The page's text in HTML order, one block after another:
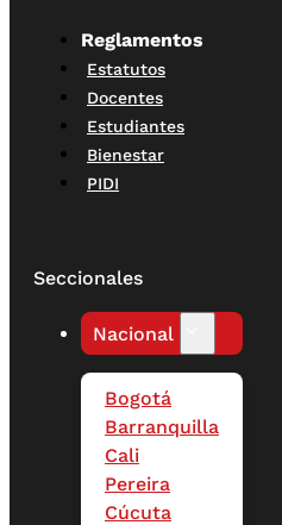
Reglamentos
Estatutos
Docentes
Estudiantes
Bienestar
PIDI
Seccionales
Nacional
Bogotá
Barranquilla
Cali
Pereira
Cúcuta